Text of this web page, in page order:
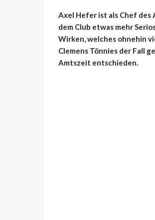
Axel Hefer ist als Chef des
dem Club etwas mehr
Wirken, welches ohnehin
Clemens Tönnies der Fall
Amtszeit entschieden.